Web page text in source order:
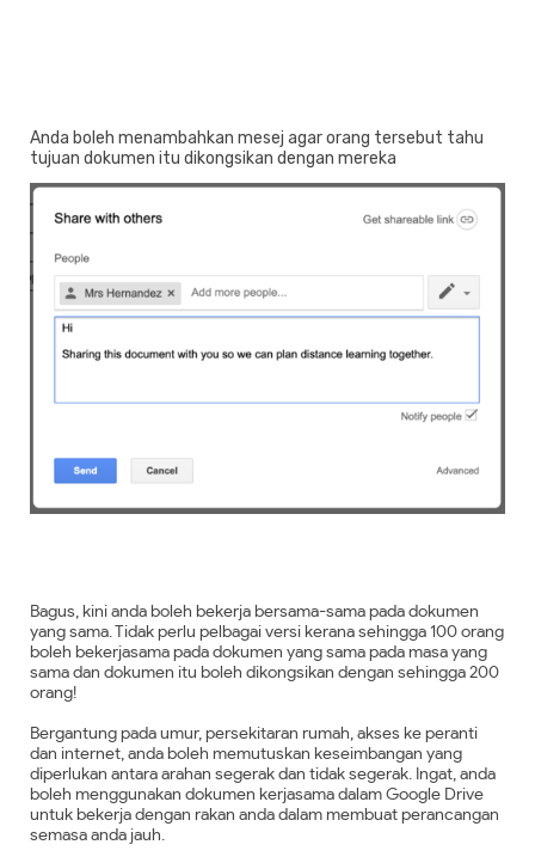
Anda boleh menambahkan mesej agar orang tersebut tahu
tujuan dokumen itu dikongsikan dengan mereka
Bagus, kini anda boleh bekerja bersama-sama pada dokumen
yang sama. Tidak perlu pelbagai versi kerana sehingga 100 orang
boleh bekerjasama pada dokumen yang sama pada masa yang
sama dan dokumen itu boleh dikongsikan dengan sehingga 200
orang!
Bergantung pada umur, persekitaran rumah, akses ke peranti
dan internet, anda boleh memutuskan keseimbangan yang
diperlukan antara arahan segerak dan tidak segerak. Ingat, anda
boleh menggunakan dokumen kerjasama dalam Google Drive
untuk bekerja dengan rakan anda dalam membuat perancangan
semasa anda jauh.